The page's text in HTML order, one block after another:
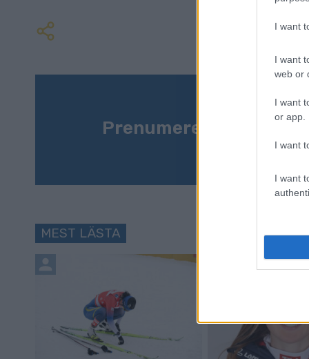
I want
I want
web or
I want
or app.
I want
I want
Prenumerera på vårt
MEST LÄSTA